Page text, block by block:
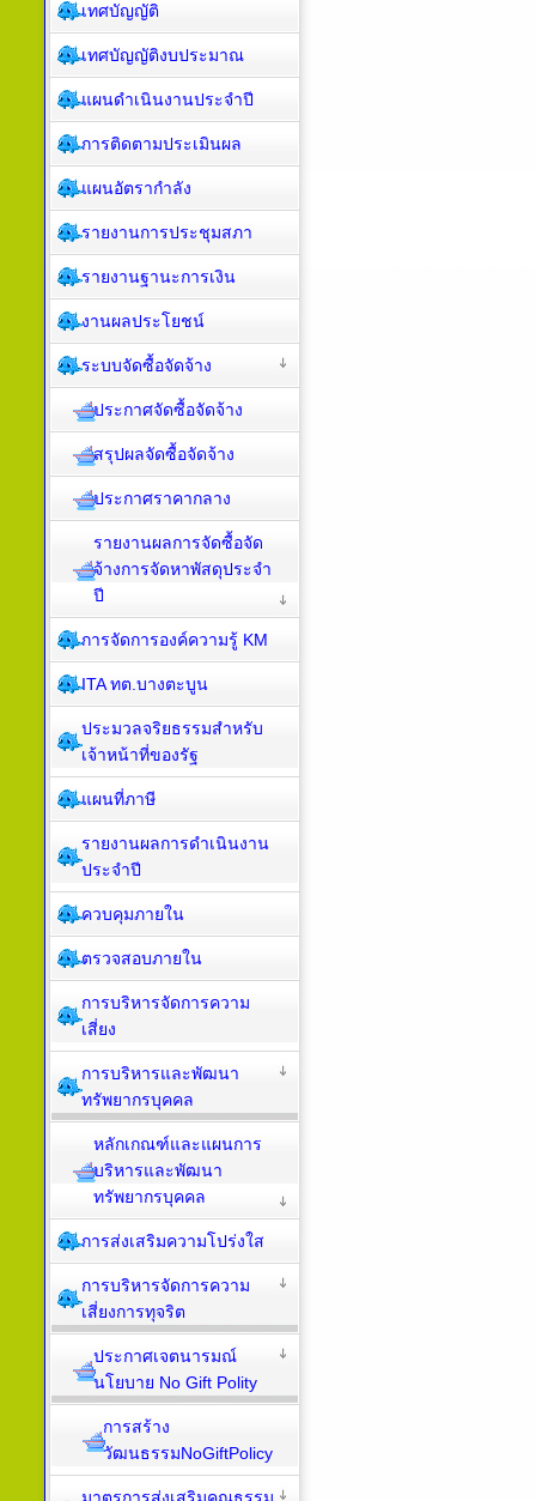
เทศบัญญัติ
เทศบัญญัติงบประมาณ
แผนดำเนินงานประจำปี
การติดตามประเมินผล
แผนอัตรากำลัง
รายงานการประชุมสภา
รายงานฐานะการเงิน
งานผลประโยชน์
ระบบจัดซื้อจัดจ้าง
ประกาศจัดซื้อจัดจ้าง
สรุปผลจัดซื้อจัดจ้าง
ประกาศราคากลาง
รายงานผลการจัดซื้อจัด
จ้างการจัดหาพัสดุประจำ
ปี
การจัดการองค์ความรู้ KM
ITA ทต.บางตะบูน
ประมวลจริยธรรมสำหรับ
เจ้าหน้าที่ของรัฐ
แผนที่ภาษี
รายงานผลการดำเนินงาน
ประจำปี
ควบคุมภายใน
ตรวจสอบภายใน
การบริหารจัดการความ
เสี่ยง
การบริหารและพัฒนา
ทรัพยากรบุคคล
หลักเกณฑ์และแผนการ
บริหารและพัฒนา
ทรัพยากรบุคคล
การส่งเสริมความโปร่งใส
การบริหารจัดการความ
เสี่ยงการทุจริต
ประกาศเจตนารมณ์
นโยบาย No Gift Polity
การสร้าง
วัฒนธรรมNoGiftPolicy